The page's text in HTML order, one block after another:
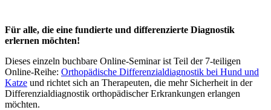
Für alle, die eine fundierte und differenzierte Diagnostik
erlernen möchten!
Dieses einzeln buchbare Online-Seminar ist Teil der 7-teiligen
Online-Reihe: Orthopädische Differenzialdiagnostik bei Hund und
Katze und richtet sich an Therapeuten, die mehr Sicherheit in der
Differenzialdiagnostik orthopädischer Erkrankungen erlangen
möchten.